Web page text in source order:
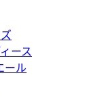
ース
ール